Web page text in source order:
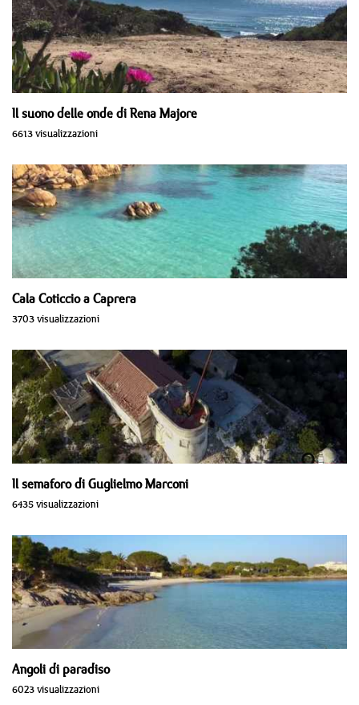
Il suono delle onde di Rena Majore
6613 visualizzazioni
Cala Coticcio a Caprera
3703 visualizzazioni
Il semaforo di Guglielmo Marconi
6435 visualizzazioni
Angoli di paradiso
6023 visualizzazioni